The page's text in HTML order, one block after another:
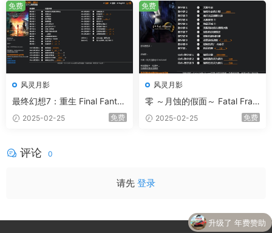
风灵月影
最终幻想7：重生 Final Fantas
y VII Rebirth 58项修改器
2025-02-25 免费
免费
风灵月影
零 ～月蚀的假面～ Fatal Fram
e / Project Zero: Mask of the
Lunar Eclipse 14项修改器
2025-02-25 免费
免费
评论 0
请先 登录
升级了 年费赞助